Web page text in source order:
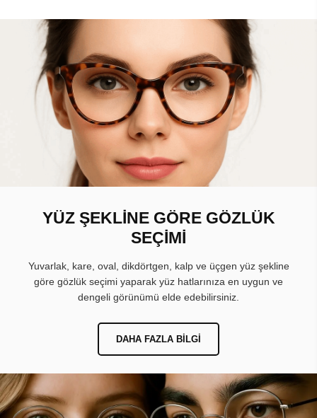
YÜZ ŞEKLİNE GÖRE GÖZLÜK
SEÇİMİ
Yuvarlak, kare, oval, dikdörtgen, kalp ve üçgen yüz şekline
göre gözlük seçimi yaparak yüz hatlarınıza en uygun ve
dengeli görünümü elde edebilirsiniz.
DAHA FAZLA BILGI